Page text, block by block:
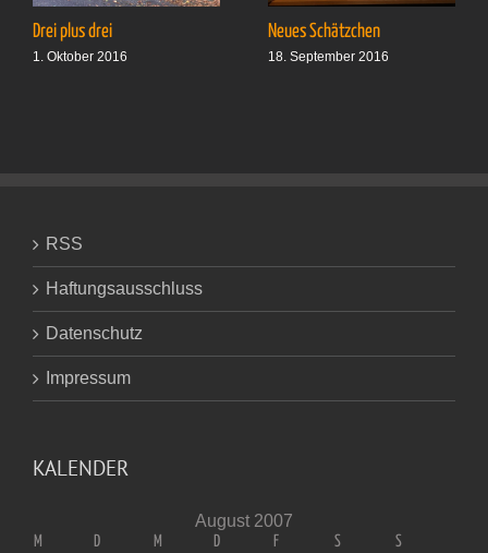
Drei plus drei
1. Oktober 2016
Neues Schätzchen
18. September 2016
RSS
Haftungsausschluss
Datenschutz
Impressum
KALENDER
August 2007
M D M D F S S